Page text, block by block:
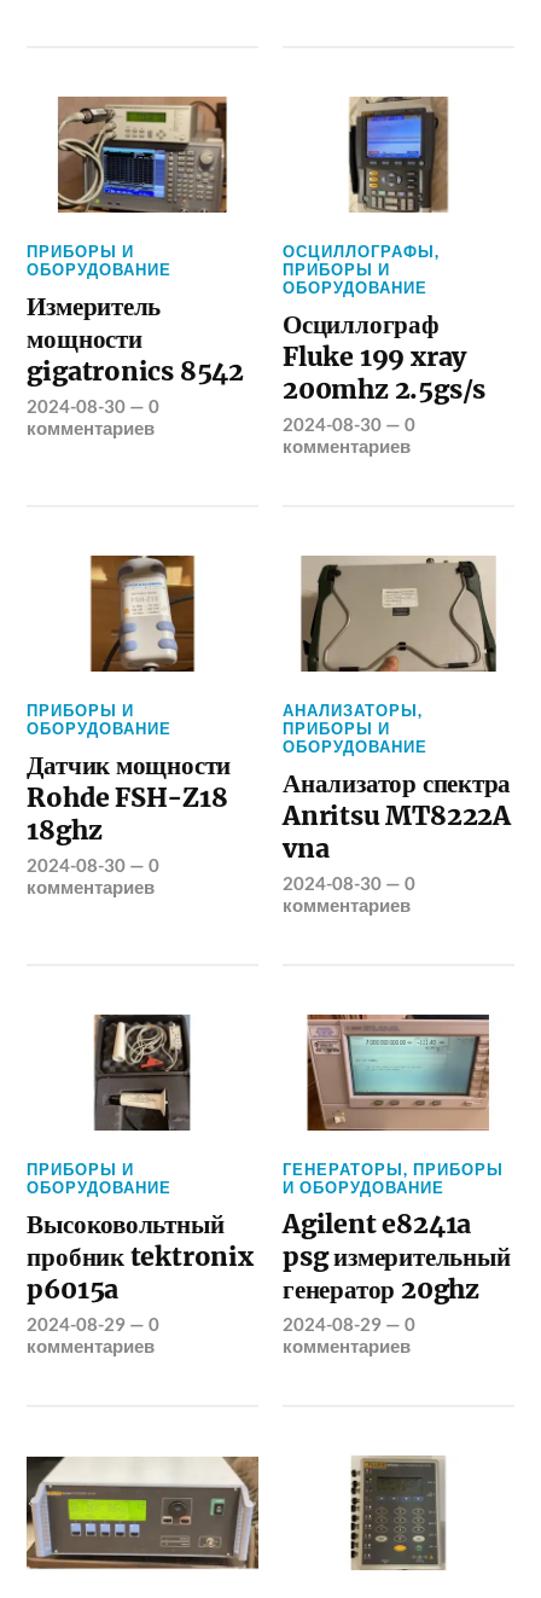
ПРИБОРЫ И
ОБОРУДОВАНИЕ
Измеритель
мощности
gigatronics 8542
2024-08-30 —0
комментариев
ОСЦИЛЛОГРАФЫ,
ПРИБОРЫ И
ОБОРУДОВАНИЕ
Осциллограф
Fluke 199 xray
200mhz 2.5gs/s
2024-08-30 —0
комментариев
ПРИБОРЫ И
ОБОРУДОВАНИЕ
Датчик мощности
Rohde FSH-Z18
18ghz
2024-08-30 —0
комментариев
АНАЛИЗАТОРЫ,
ПРИБОРЫ И
ОБОРУДОВАНИЕ
Анализатор спектра
Anritsu MT8222A
vna
2024-08-30 —0
комментариев
ПРИБОРЫ И
ОБОРУДОВАНИЕ
Высоковольтный
пробник tektronix
p6015a
2024-08-29 —0
комментариев
ГЕНЕРАТОРЫ,ПРИБОРЫ
И ОБОРУДОВАНИЕ
Agilent e8241a
psg измерительный
генератор 20ghz
2024-08-29 —0
комментариев